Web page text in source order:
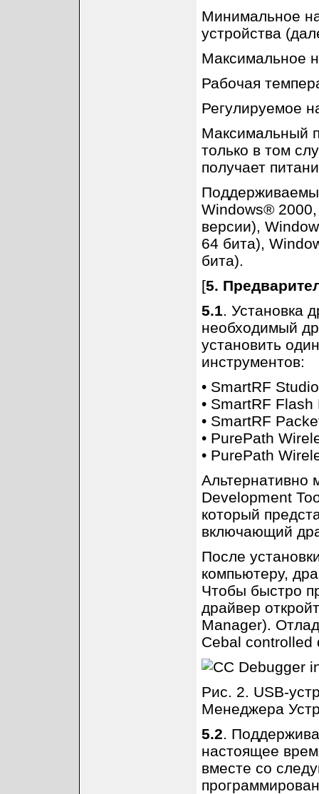
Минимальное
устройства
Максимальное
Рабочая
Регулируемое
Максимальный
только в том
получает
Windows®
версии),
64 бита),
бита).
[5.
5.1. Установка
необходимый
установить
инструментов:
• SmartRF
• SmartRF
• SmartRF
• PurePath
• PurePath
Альтернативно
Development
который
включающий
После
компьютеру,
Чтобы быстро
драйвер
Manager).
Cebal controlled
Рис. 2. USB-
Менеджера
5.2.
настоящее
вместе со